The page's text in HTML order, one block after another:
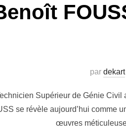
par dekart
Supérieur de Génie Civil
se révèle aujourd’hui comme
œuvres